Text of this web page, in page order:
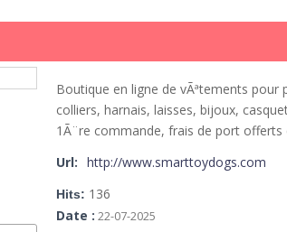
Boutique en ligne de vÃªtements
colliers, harnais, laisses, bijoux,
1Ã¨re commande, frais de port offerts
Url:
http://www.smarttoydogs.com
Hits: 136
Date : 22-07-2025